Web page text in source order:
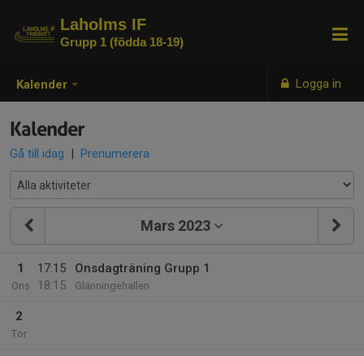
Kalender Logga in
Laholms IF
Grupp 1 (födda 18-19)
Kalender
Gå till idag | Prenumerera
Mars 2023
1
Ons
17:15
18:15
Onsdagträning Grupp 1
Glänningehallen
2
Tor